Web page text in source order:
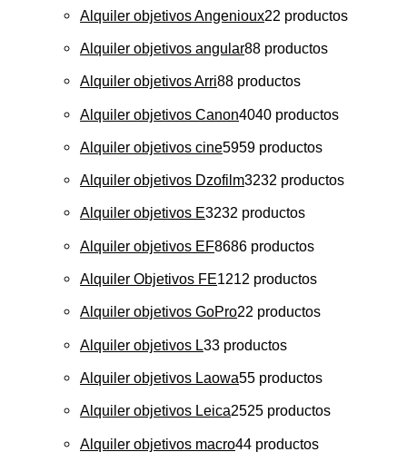
Alquiler objetivos Angenioux22 productos
Alquiler objetivos angular88 productos
Alquiler objetivos Arri88 productos
Alquiler objetivos Canon4040 productos
Alquiler objetivos cine5959 productos
Alquiler objetivos Dzofilm3232 productos
Alquiler objetivos E3232 productos
Alquiler objetivos EF8686 productos
Alquiler Objetivos FE1212 productos
Alquiler objetivos GoPro22 productos
Alquiler objetivos L33 productos
Alquiler objetivos Laowa55 productos
Alquiler objetivos Leica2525 productos
Alquiler objetivos macro44 productos